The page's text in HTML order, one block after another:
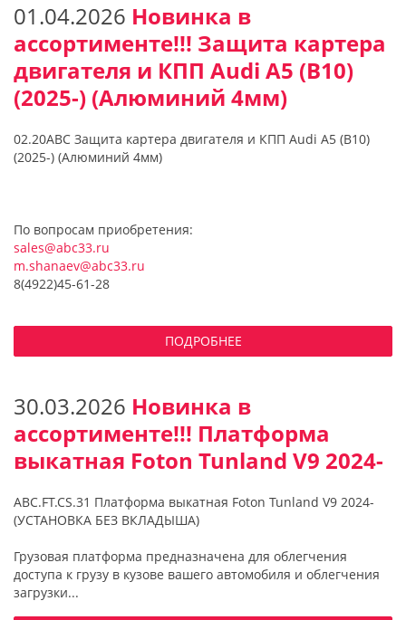
01.04.2026 Новинка в
ассортименте!!! Защита картера
двигателя и КПП Audi А5 (B10)
(2025-) (Алюминий 4мм)
02.20ABC Защита картера двигателя и КПП Audi А5 (B10)
(2025-) (Алюминий 4мм)
По вопросам приобретения:
sales@abc33.ru
m.shanaev@abc33.ru
8(4922)45-61-28
ПОДРОБНЕЕ
30.03.2026 Новинка в
ассортименте!!! Платформа
выкатная Foton Tunland V9 2024-
ABC.FT.CS.31 Платформа выкатная Foton Tunland V9 2024-
(УСТАНОВКА БЕЗ ВКЛАДЫША)
Грузовая платформа предназначена для облегчения
доступа к грузу в кузове вашего автомобиля и облегчения
загрузки...